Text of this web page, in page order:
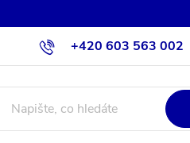
+420 603 563 002